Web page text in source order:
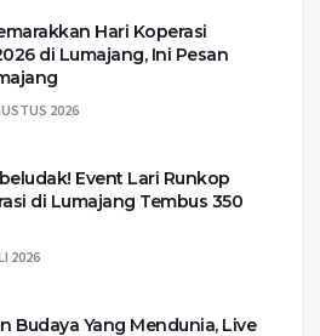
Hari Koperasi
di Lumajang, Ini Pesan
2026
Event Lari Runkop
di Lumajang Tembus 350
2026
Budaya Yang Mendunia, Live